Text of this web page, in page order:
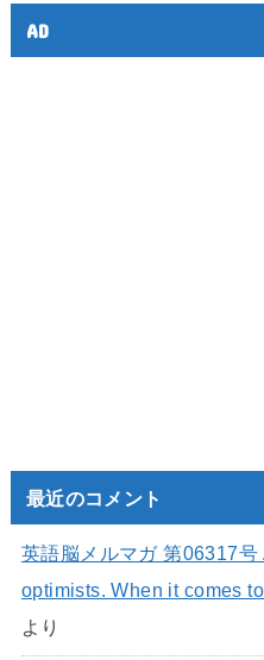
AD
最近のコメント
英語脳メルマガ 第06317
optimists. When it comes
より